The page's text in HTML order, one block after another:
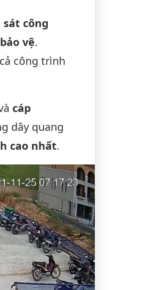
sát công
vệ.
công trình
cáp
dây quang
cao nhất.